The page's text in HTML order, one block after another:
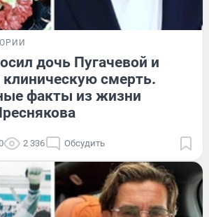
дочь Пугачевой и
смерть.
факты из жизни
2 336 Обсудить